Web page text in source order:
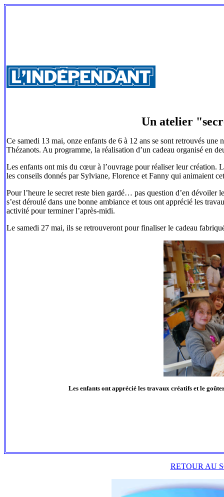
Un atelier
Ce samedi 13 mai, onze enfants de 6 à 12 ans se sont retrouvés
Thézanots. Au programme, la réalisation d’un cadeau organisé en
Les enfants ont mis du cœur à l’ouvrage pour réaliser leur création.
les conseils donnés par Sylviane, Florence et Fanny qui animaient
Pour l’heure le secret reste bien gardé… pas question d’en dévoiler
s’est déroulé dans une bonne ambiance et tous ont apprécié les
activité pour terminer l’après-midi.
Le samedi 27 mai, ils se retrouveront pour finaliser le cadeau
Les enfants ont apprécié les travaux créatifs et le
RETOUR AU